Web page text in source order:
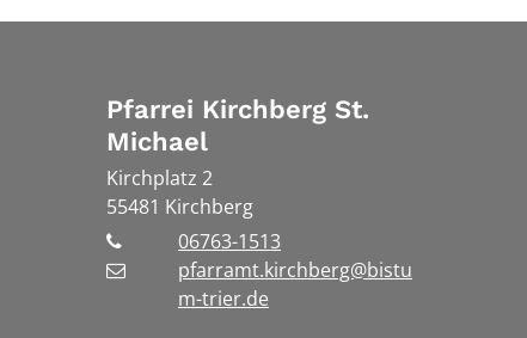
Pfarrei Kirchberg St.
Michael
Kirchplatz 2
55481 Kirchberg
06763-1513
pfarramt.kirchberg@bistu
m-trier.de